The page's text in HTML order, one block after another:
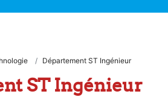
Département ST Ingénieur
ST Ingénieur